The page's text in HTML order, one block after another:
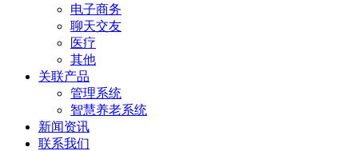
电子商务
聊天交友
医疗
其他
关联产品
管理系统
智慧养老系统
新闻资讯
联系我们